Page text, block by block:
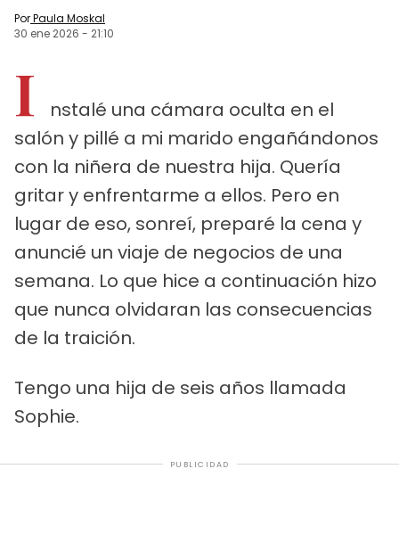
PorPaula Moskal
30 ene 2026 - 21:10
I
nstalé una cámara oculta en el
salón y pillé a mi marido engañándonos
con la niñera de nuestra hija. Quería
gritar y enfrentarme a ellos. Pero en
lugar de eso, sonreí, preparé la cena y
anuncié un viaje de negocios de una
semana. Lo que hice a continuación hizo
que nunca olvidaran las consecuencias
de la traición.
Tengo una hija de seis años llamada
Sophie.
PUBLICIDAD